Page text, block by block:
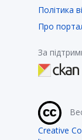
Політика
Про
За
Creative